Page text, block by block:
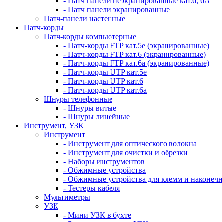
- Патч панели экранированные
Патч-панели настенные
Патч-корды
Патч-корды компьютерные
- Патч-корды FTP кат.5е (экранированные)
- Патч-корды FTP кат.6 (экранированные)
- Патч-корды FTP кат.6а (экранированные)
- Патч-корды UTP кат.5е
- Патч-корды UTP кат.6
- Патч-корды UTP кат.6а
Шнуры телефонные
- Шнуры витые
- Шнуры линейные
Инструмент, УЗК
Инструмент
- Инструмент для оптического волокна
- Инструмент для очистки и обрезки
- Наборы инструментов
- Обжимные устройства
- Обжимные устройства для клемм и
- Тестеры кабеля
Мультиметры
УЗК
- Мини УЗК в бухте